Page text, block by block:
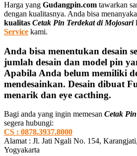
Harga yang Gudangpin.com tawarkan
dengan kualitasnya. Anda bisa
kualitas Cetak Pin Terdekat di Mojosari
Service kami.
Anda bisa menentukan desain
jumlah desain dan model pin
Apabila Anda belum memiliki
mendesainkan. Desain dibuat
menarik dan eye cacthing.
Bagi anda yang ingin memesan Cetak
segera hubungi:
CS : 0878.3937.8000
Alamat : Jl. Jati Ngali No. 154,
Yogyakarta